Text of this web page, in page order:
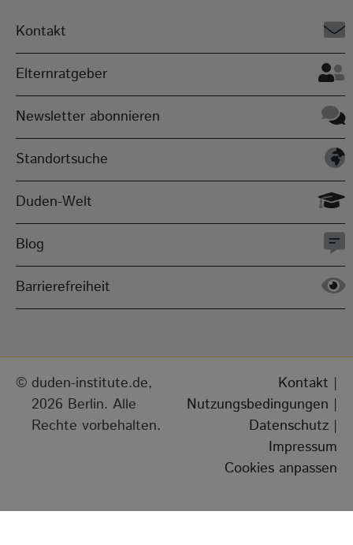
Kontakt
Elternratgeber
Newsletter abonnieren
Standortsuche
Duden-Welt
Blog
Barrierefreiheit
duden-institute.de,
2026 Berlin. Alle
Rechte vorbehalten.
Kontakt |
Nutzungsbedingungen |
Datenschutz |
Impressum
Cookies anpassen